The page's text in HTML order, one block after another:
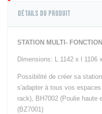
Simulateurs
Skiergs & Machines
à Corde
Elliptiques
Vélos
Rameurs
Détails du produit
STATION MULTI-
Dimensions: L 1142 x l 1106
Possibilité de créer sa
s'adapter à tous vos
rack), BH7002 (Poulie haute
(BZ7001)